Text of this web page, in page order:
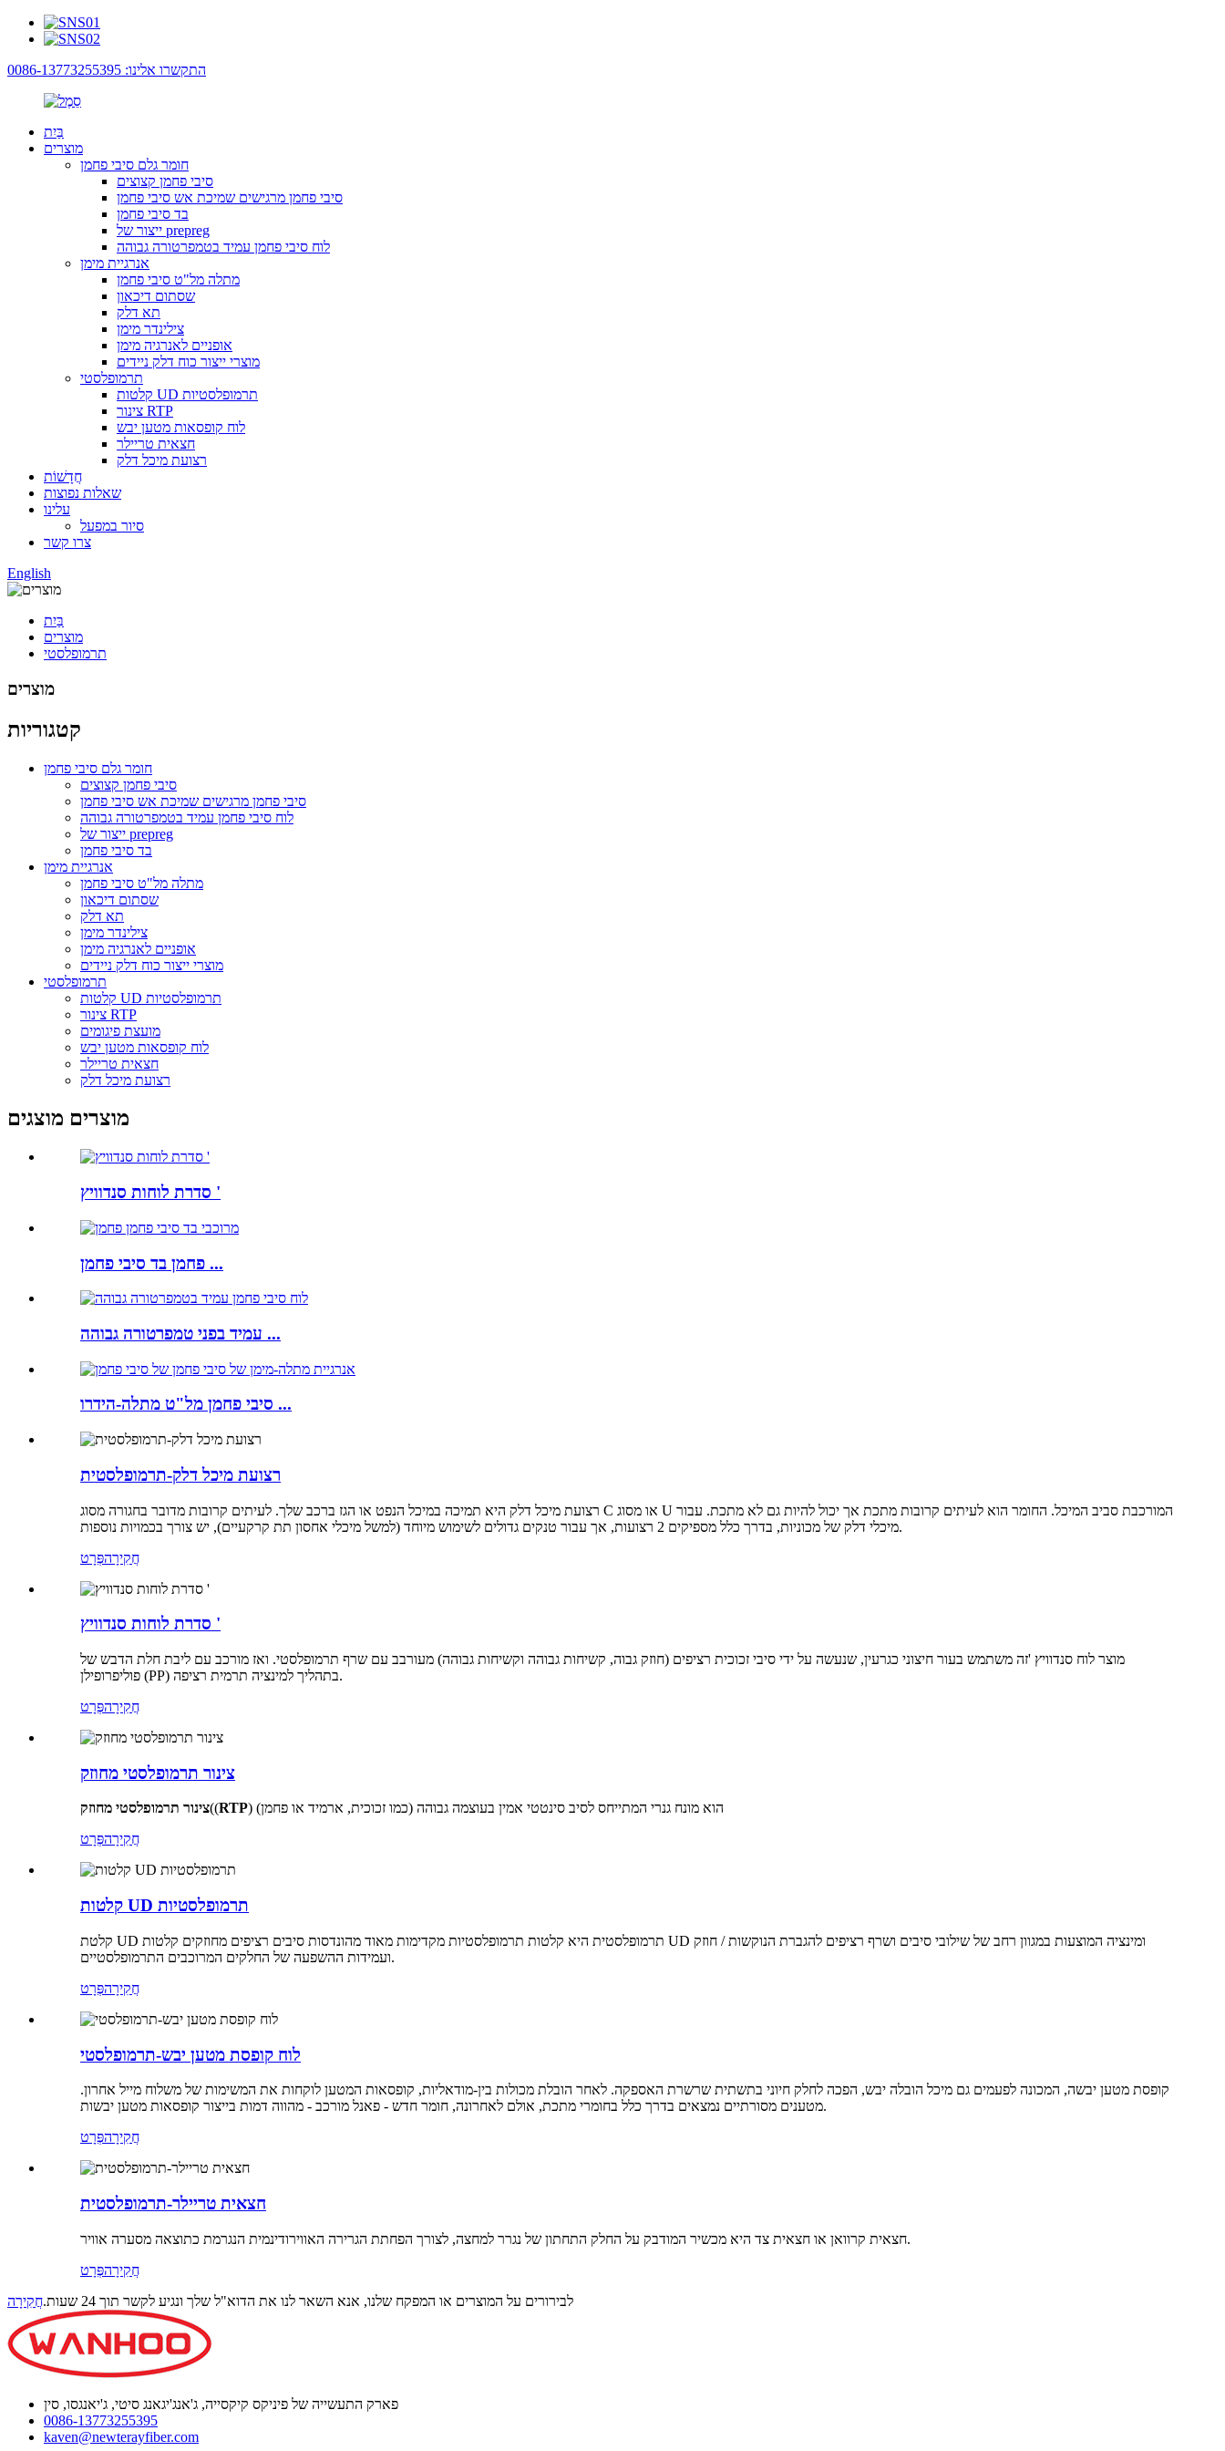
התקשרו אלינו: 0086-13773255395
בַּיִת
מוצרים
חומר גלם סיבי פחמן
סיבי פחמן קצוצים
סיבי פחמן מרגישים שמיכת אש סיבי פחמן
בד סיבי פחמן
ייצור של prepreg
לוח סיבי פחמן עמיד בטמפרטורה גבוהה
אנרגיית מימן
מתלה מל"ט סיבי פחמן
שסתום דיכאון
תא דלק
צילינדר מימן
אופניים לאנרגיה מימן
מוצרי ייצור כוח דלק ניידים
תרמופלסטי
קלטות UD תרמופלסטיות
צינור RTP
לוח קופסאות מטען יבש
חצאית טריילר
רצועת מיכל דלק
חֲדָשׁוֹת
שאלות נפוצות
עלינו
סיור במפעל
צרו קשר
English
בַּיִת
מוצרים
תרמופלסטי
מוצרים
קטגוריות
חומר גלם סיבי פחמן
סיבי פחמן קצוצים
סיבי פחמן מרגישים שמיכת אש סיבי פחמן
לוח סיבי פחמן עמיד בטמפרטורה גבוהה
ייצור של prepreg
בד סיבי פחמן
אנרגיית מימן
מתלה מל"ט סיבי פחמן
שסתום דיכאון
תא דלק
צילינדר מימן
אופניים לאנרגיה מימן
מוצרי ייצור כוח דלק ניידים
תרמופלסטי
קלטות UD תרמופלסטיות
צינור RTP
מועצת פיגומים
לוח קופסאות מטען יבש
חצאית טריילר
רצועת מיכל דלק
מוצרים מוצגים
סדרת לוחות סנדוויץ '
פחמן בד סיבי פחמן ...
עמיד בפני טמפרטורה גבוהה ...
סיבי פחמן מל"ט מתלה-הידרו ...
רצועת מיכל דלק-תרמופלסטית
רצועת מיכל דלק היא תמיכה במיכל הנפט או הגז ברכב שלך. לעיתים קרובות מדובר בחגורה מסוג C או מסוג U המורכבת סביב המיכל. החומר הוא לעיתים קרובות מתכת אך יכול להיות גם לא מתכת. עבור
מיכלי דלק של מכוניות, בדרך כלל מספיקים 2 רצועות, אך עבור טנקים גדולים לשימוש מיוחד (למשל מיכלי אחסון תת קרקעיים), יש צורך בכמויות נוספות.
חֲקִירָהפְּרָט
סדרת לוחות סנדוויץ '
מוצר לוח סנדוויץ 'זה משתמש בעור חיצוני כגרעין, שנעשה על ידי סיבי זכוכית רציפים (חוזק גבוה, קשיחות גבוהה וקשיחות גבוהה) מעורבב עם שרף תרמופלסטי. ואז מורכב עם ליבת חלת הדבש של
פוליפרופילן (PP) בתהליך למינציה תרמית רציפה.
חֲקִירָהפְּרָט
צינור תרמופלסטי מחוזק
צינור תרמופלסטי מחוזק((RTP ) הוא מונח גנרי המתייחס לסיב סינטטי אמין בעוצמה גבוהה (כמו זכוכית, ארמיד או פחמן)
חֲקִירָהפְּרָט
קלטות UD תרמופלסטיות
קלטת UD תרמופלסטית היא קלטות תרמופלסטיות מקדימות מאוד מהונדסות סיבים רציפים מחוזקים קלטות UD ומינציה המוצעות במגוון רחב של שילובי סיבים ושרף רציפים להגברת הנוקשות / חוזק
ועמידות ההשפעה של החלקים המרוכבים התרמופלסטיים.
חֲקִירָהפְּרָט
לוח קופסת מטען יבש-תרמופלסטי
קופסת מטען יבשה, המכונה לפעמים גם מיכל הובלה יבש, הפכה לחלק חיוני בתשתית שרשרת האספקה. לאחר הובלת מכולות בין-מודאליות, קופסאות המטען לוקחות את המשימות של משלוח מייל אחרון.
מטענים מסורתיים נמצאים בדרך כלל בחומרי מתכת, אולם לאחרונה, חומר חדש - פאנל מורכב - מהווה דמות בייצור קופסאות מטען יבשות.
חֲקִירָהפְּרָט
חצאית טריילר-תרמופלסטית
חצאית קרוואן או חצאית צד היא מכשיר המודבק על החלק התחתון של נגרר למחצה, לצורך הפחתת הגרירה האווירודינמית הנגרמת כתוצאה מסערה אוויר.
חֲקִירָהפְּרָט
לבירורים על המוצרים או המפקח שלנו, אנא השאר לנו את הדוא"ל שלך ונגיע לקשר תוך 24 שעות.
חֲקִירָה
פארק התעשייה של פיניקס קיקסייה, ג'אנג'יגאנג סיטי, ג'יאנגסו, סין
0086-13773255395
kaven@newterayfiber.com